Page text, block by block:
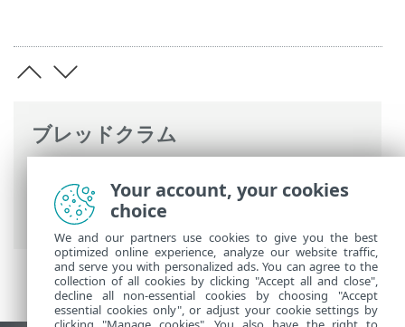
ブレッドクラム
Business Security>ESET Small Business
Securityの操作>
Your account, your cookies
choice
We and our partners use cookies to give you the best
optimized online experience, analyze our website traffic,
and serve you with personalized ads. You can agree to the
collection of all cookies by clicking "Accept all and close",
decline all non-essential cookies by choosing "Accept
essential cookies only", or adjust your cookie settings by